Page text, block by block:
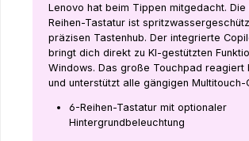
Lenovo hat beim Tippen mitgedacht. Die
Reihen-Tastatur ist
präzisen Tastenhub. Der integrierte
bringt dich direkt zu KI-gestützten
Windows. Das große Touchpad reagiert
und unterstützt alle gängigen Multitouch-
6-Reihen-Tastatur mit optionaler
Hintergrundbeleuchtung